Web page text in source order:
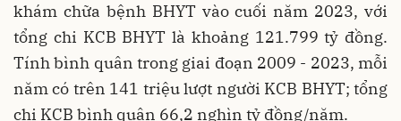
khám chữa bệnh BHYT vào cuối năm 2023, với
tổng chi KCB BHYT là khoảng 121.799 tỷ đồng.
Tính bình quân trong giai đoạn 2009 - 2023, mỗi
năm có trên 141 triệu lượt người KCB BHYT; tổng
chi KCB bình quân 66,2 nghìn tỷ đồng/năm.